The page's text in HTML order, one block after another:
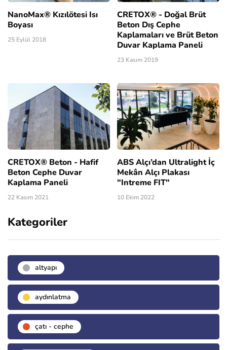
NanoMax® Kızılötesi Isı
Boyası
25 Eylül 2018
CRETOX® - Doğal Brüt
Beton Dış Cephe
Kaplamaları ve Brüt Beton
Duvar Kaplama Paneli
23 Kasım 2019
CRETOX® Beton - Hafif
Beton Cephe Duvar
Kaplama Paneli
22 Kasım 2021
ABS Alçı’dan Ultralight İç
Mekân Alçı Plakası
"Intreme FIT"
10 Ekim 2022
Kategoriler
altyapı
aydınlatma
çatı - cephe